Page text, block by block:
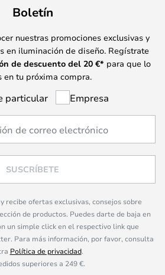
Boletín
nuestras promociones exclusivas y
en iluminación de diseño. Regístrate
de descuento del 20 €* para que lo
en tu próxima compra.
particular Empresa
SUSCRÍBETE
recibe ofertas exclusivas, consejos sobre
de productos. Puedes darte de baja en
un simple click en el respectivo link que
Para más información, por favor, consulta
Política de privacidad.
superiores a 249 €.